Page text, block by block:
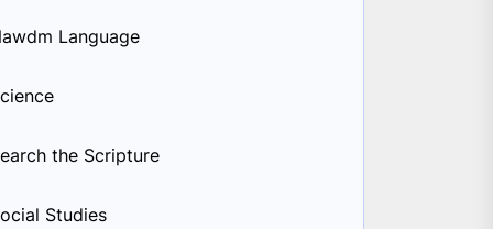
Language
the Scripture
Studies